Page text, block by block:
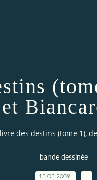
et
des destins (tome 1),
bande dessinée
18.03.2009